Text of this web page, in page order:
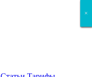
×
×
×
×
×